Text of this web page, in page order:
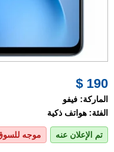
190 $
الماركة: فيفو
الفئة: هواتف ذكية
تم الإعلان عنه موجه